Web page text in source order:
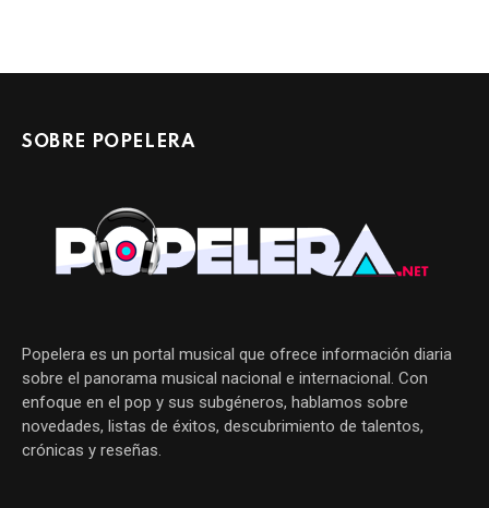
SOBRE POPELERA
Popelera es un portal musical que ofrece información diaria
sobre el panorama musical nacional e internacional. Con
enfoque en el pop y sus subgéneros, hablamos sobre
novedades, listas de éxitos, descubrimiento de talentos,
crónicas y reseñas.